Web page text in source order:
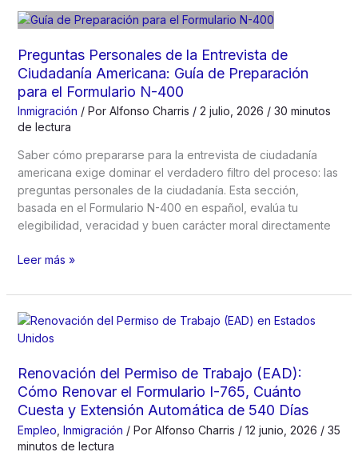
y
Escritura
la
Ciudadanía
Americana:
Guía
de
Práctica,
Frases
Oficiales
y
Vocabulario
Preguntas Personales de la Entrevista de
Ciudadanía Americana: Guía de Preparación
para el Formulario N-400
Inmigración / Por Alfonso Charris / 2 julio, 2026 / 30 minutos
de lectura
Saber cómo prepararse para la entrevista de ciudadanía
americana exige dominar el verdadero filtro del proceso: las
preguntas personales de la ciudadanía. Esta sección,
basada en el Formulario N-400 en español, evalúa tu
elegibilidad, veracidad y buen carácter moral directamente
Preguntas
de
la
Entrevista
de
Americana:
Guía
de
Preparación
para
Leer más »
Renovación del Permiso de Trabajo (EAD):
Cómo Renovar el Formulario I-765, Cuánto
Cuesta y Extensión Automática de 540 Días
Empleo Inmigración / Por Alfonso Charris / 12 junio, 2026 / 35
minutos de lectura